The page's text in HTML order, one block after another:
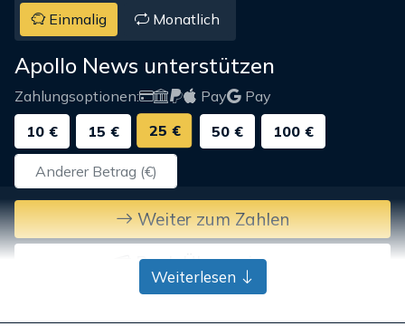
Einmalig Monatlich
Apollo News unterstützen
Zahlungsoptionen: Pay
Pay
10 €
15 € 25 € 50 € 100 €
Weiter zum Zahlen
Bank-Überweisung
Weiterlesen